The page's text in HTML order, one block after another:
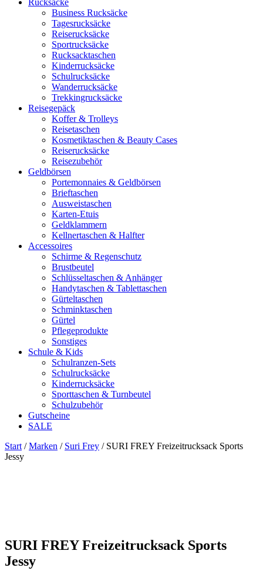
Rucksäcke
Business Rucksäcke
Tagesrucksäcke
Reiserucksäcke
Sportrucksäcke
Rucksacktaschen
Kinderrucksäcke
Schulrucksäcke
Wanderrucksäcke
Trekkingrucksäcke
Reisegepäck
Koffer & Trolleys
Reisetaschen
Kosmetiktaschen & Beauty Cases
Reiserucksäcke
Reisezubehör
Geldbörsen
Portemonnaies & Geldbörsen
Brieftaschen
Ausweistaschen
Karten-Etuis
Geldklammern
Kellnertaschen & Halfter
Accessoires
Schirme & Regenschutz
Brustbeutel
Schlüsseltaschen & Anhänger
Handytaschen & Tablettaschen
Gürteltaschen
Schminktaschen
Gürtel
Pflegeprodukte
Sonstiges
Schule & Kids
Schulranzen-Sets
Schulrucksäcke
Kinderrucksäcke
Sporttaschen & Turnbeutel
Schulzubehör
Gutscheine
SALE
Start /Marken / Suri Frey / SURI FREY Freizeitrucksack Sports
Jessy
SURI FREY Freizeitrucksack Sports
Jessy